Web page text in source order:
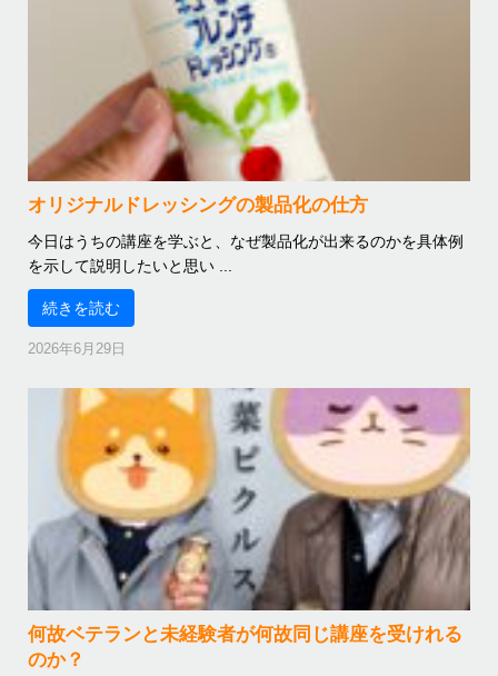
オリジナルドレッシングの製品化の仕方
今日はうちの講座を学ぶと、なぜ製品化が出来るのかを具体例
を示して説明したいと思い ...
続きを読む
2026年6月29日
何故ベテランと未経験者が何故同じ講座を受けれる
のか？